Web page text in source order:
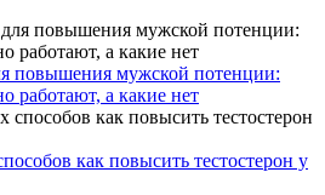
повышения мужской потенции:
работают, а какие нет
как повысить тестостерон у